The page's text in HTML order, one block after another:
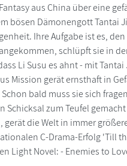
aus China über eine
bösen Dämonengott Tantai
Ihre Aufgabe ist es,
schlüpft sie in
Li Susu es ahnt - mit
Mission gerät ernsthaft in
bald muss sie sich
Schicksal zum Teufel
die Welt in immer
C-Drama-Erfolg 'Till
Light Novel: - Enemies to